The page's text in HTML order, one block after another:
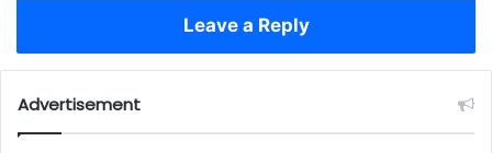
Leave a Reply
Advertisement